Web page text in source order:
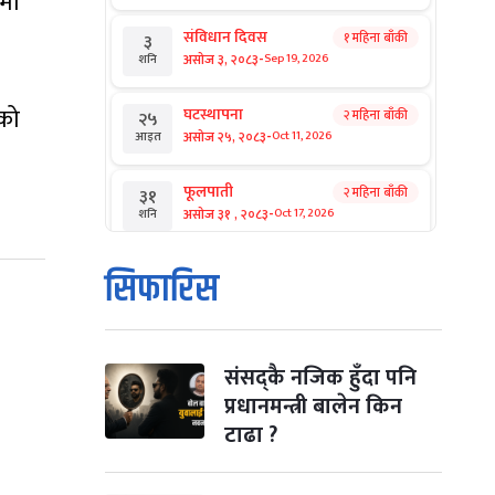
३
शनि
संविधान दिवस
असोज ३, २०८३-Sep 19, 2026
१ महिना बाँकी
२५
आइत
घटस्थापना
असोज २५, २०८३-Oct 11, 2026
२ महिना बाँकी
३१
शनि
फूलपाती
असोज ३१ , २०८३-Oct 17, 2026
२ महिना बाँकी
१
आइत
कार्तिक सङ्क्रान्ति
कार्तिक १, २०८३
मंगल कार्तिक ३, २०८३-Oct 20, 2026
४ विजयादशमी
कार्तिक ४, २०८३ -Oct 21, 2026
सिफारिस
संसद्कै नजिक हुँदा पनि
प्रधानमन्त्री बालेन किन
टाढा ?